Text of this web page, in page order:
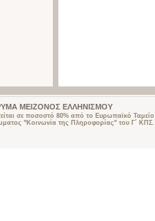
ΜΕΙΖΟΝΟΣ ΕΛΛΗΝΙΣΜΟΥ
σε ποσοστό 80% από το Ευρωπαϊκό
"Κοινωνία της Πληροφορίας" του Γ΄ ΚΠΣ.